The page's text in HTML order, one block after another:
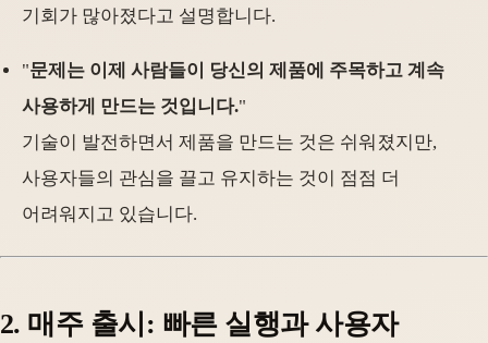
기회가 많아졌다고 설명합니다.
"문제는 이제 사람들이 당신의 제품에 주목하고 계속
사용하게 만드는 것입니다."
기술이 발전하면서 제품을 만드는 것은 쉬워졌지만,
사용자들의 관심을 끌고 유지하는 것이 점점 더
어려워지고 있습니다.
2. 매주 출시: 빠른 실행과 사용자